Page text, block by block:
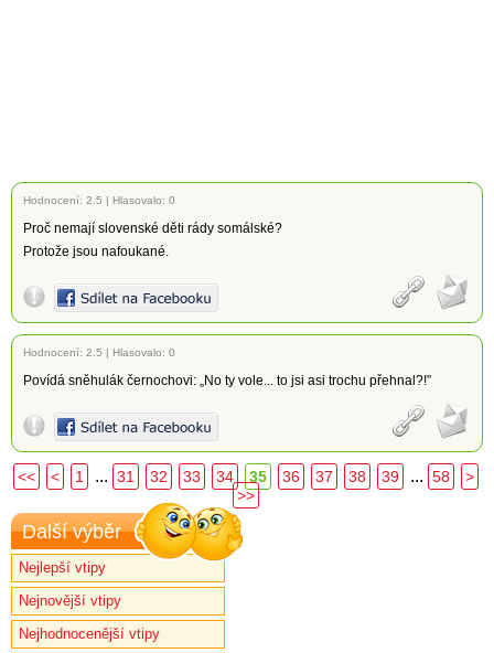
Hodnocení: 2.5 | Hlasovalo: 0
Proč nemají slovenské děti rády somálské?
Protože jsou nafoukané.
Hodnocení: 2.5 | Hlasovalo: 0
Povídá sněhulák černochovi: „No ty vole... to jsi asi trochu přehnal?!”
<< < 1 ... 31 32 33 34 35 36 37 38 39 ... 58
>
>>
Další výběr
Nejlepší vtipy
Nejnovější vtipy
Nejhodnocenější vtipy